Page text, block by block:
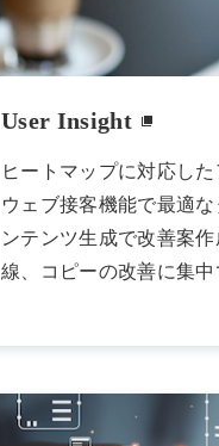
User Insight
ヒートマップに対応し
ウェブ接客機能で最適
ンテンツ生成で改善案
線、コピーの改善に集中